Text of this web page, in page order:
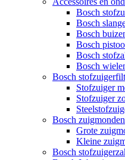
Bosch
Bosch
Bosch
Bosch
Bosch
Bosch
Bosch
Stofzuiger
Stofzuiger
Bosch zuigmonden
Grote
Kleine
Bosch